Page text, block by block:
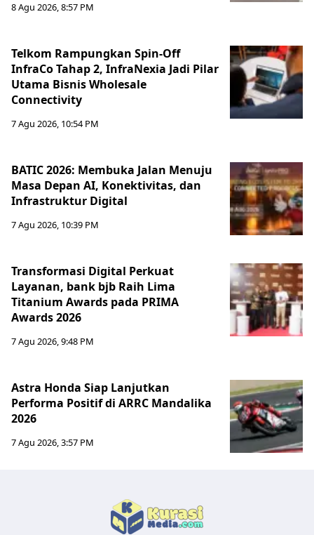
8 Agu 2026, 8:57 PM
Telkom Rampungkan Spin-Off
InfraCo Tahap 2, InfraNexia Jadi Pilar
Utama Bisnis Wholesale
Connectivity
7 Agu 2026, 10:54 PM
BATIC 2026: Membuka Jalan Menuju
Masa Depan AI, Konektivitas, dan
Infrastruktur Digital
7 Agu 2026, 10:39 PM
Transformasi Digital Perkuat
Layanan, bank bjb Raih Lima
Titanium Awards pada PRIMA
Awards 2026
7 Agu 2026, 9:48 PM
Astra Honda Siap Lanjutkan
Performa Positif di ARRC Mandalika
2026
7 Agu 2026, 3:57 PM